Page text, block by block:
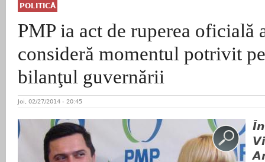
POLITICĂ
PMP ia act de ruperea oficială
consideră momentul potrivit
bilanţul guvernării
Joi, 02/27/2014 - 20:45